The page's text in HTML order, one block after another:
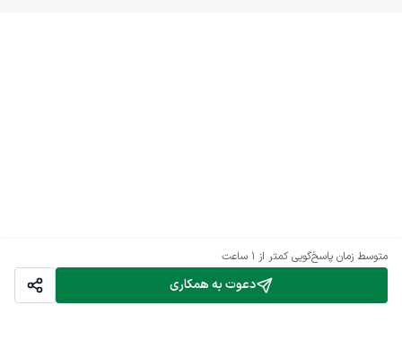
دعوت به همکاری
متوسط زمان پاسخ‌گویی کمتر از 1 ساعت